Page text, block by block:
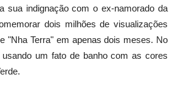
sua indignação com o ex-namorado da
dois milhões de visualizações
"Nha Terra" em apenas dois meses. No
um fato de banho com as cores